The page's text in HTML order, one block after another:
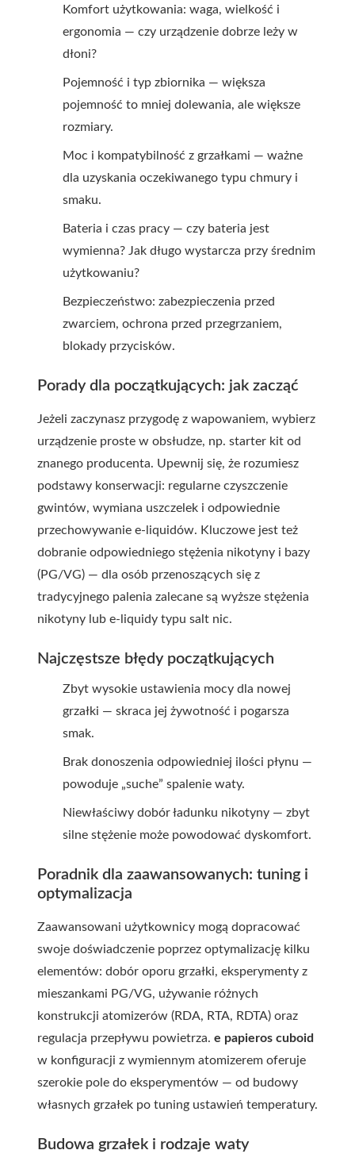
Komfort użytkowania: waga, wielkość i
ergonomia — czy urządzenie dobrze leży w
dłoni?
Pojemność i typ zbiornika — większa
pojemność to mniej dolewania, ale większe
rozmiary.
Moc i kompatybilność z grzałkami — ważne
dla uzyskania oczekiwanego typu chmury i
smaku.
Bateria i czas pracy — czy bateria jest
wymienna? Jak długo wystarcza przy średnim
użytkowaniu?
Bezpieczeństwo: zabezpieczenia przed
zwarciem, ochrona przed przegrzaniem,
blokady przycisków.
Porady dla początkujących: jak zacząć
Jeżeli zaczynasz przygodę z wapowaniem, wybierz
urządzenie proste w obsłudze, np. starter kit od
znanego producenta. Upewnij się, że rozumiesz
podstawy konserwacji: regularne czyszczenie
gwintów, wymiana uszczelek i odpowiednie
przechowywanie e-liquidów. Kluczowe jest też
dobranie odpowiedniego stężenia nikotyny i bazy
(PG/VG) — dla osób przenoszących się z
tradycyjnego palenia zalecane są wyższe stężenia
nikotyny lub e-liquidy typu salt nic.
Najczęstsze błędy początkujących
Zbyt wysokie ustawienia mocy dla nowej
grzałki — skraca jej żywotność i pogarsza
smak.
Brak donoszenia odpowiedniej ilości płynu —
powoduje „suche” spalenie waty.
Niewłaściwy dobór ładunku nikotyny — zbyt
silne stężenie może powodować dyskomfort.
Poradnik dla zaawansowanych: tuning i
optymalizacja
Zaawansowani użytkownicy mogą dopracować
swoje doświadczenie poprzez optymalizację kilku
elementów: dobór oporu grzałki, eksperymenty z
mieszankami PG/VG, używanie różnych
konstrukcji atomizerów (RDA, RTA, RDTA) oraz
regulacja przepływu powietrza. e papieros cuboid
w konfiguracji z wymiennym atomizerem oferuje
szerokie pole do eksperymentów — od budowy
własnych grzałek po tuning ustawień temperatury.
Budowa grzałek i rodzaje waty